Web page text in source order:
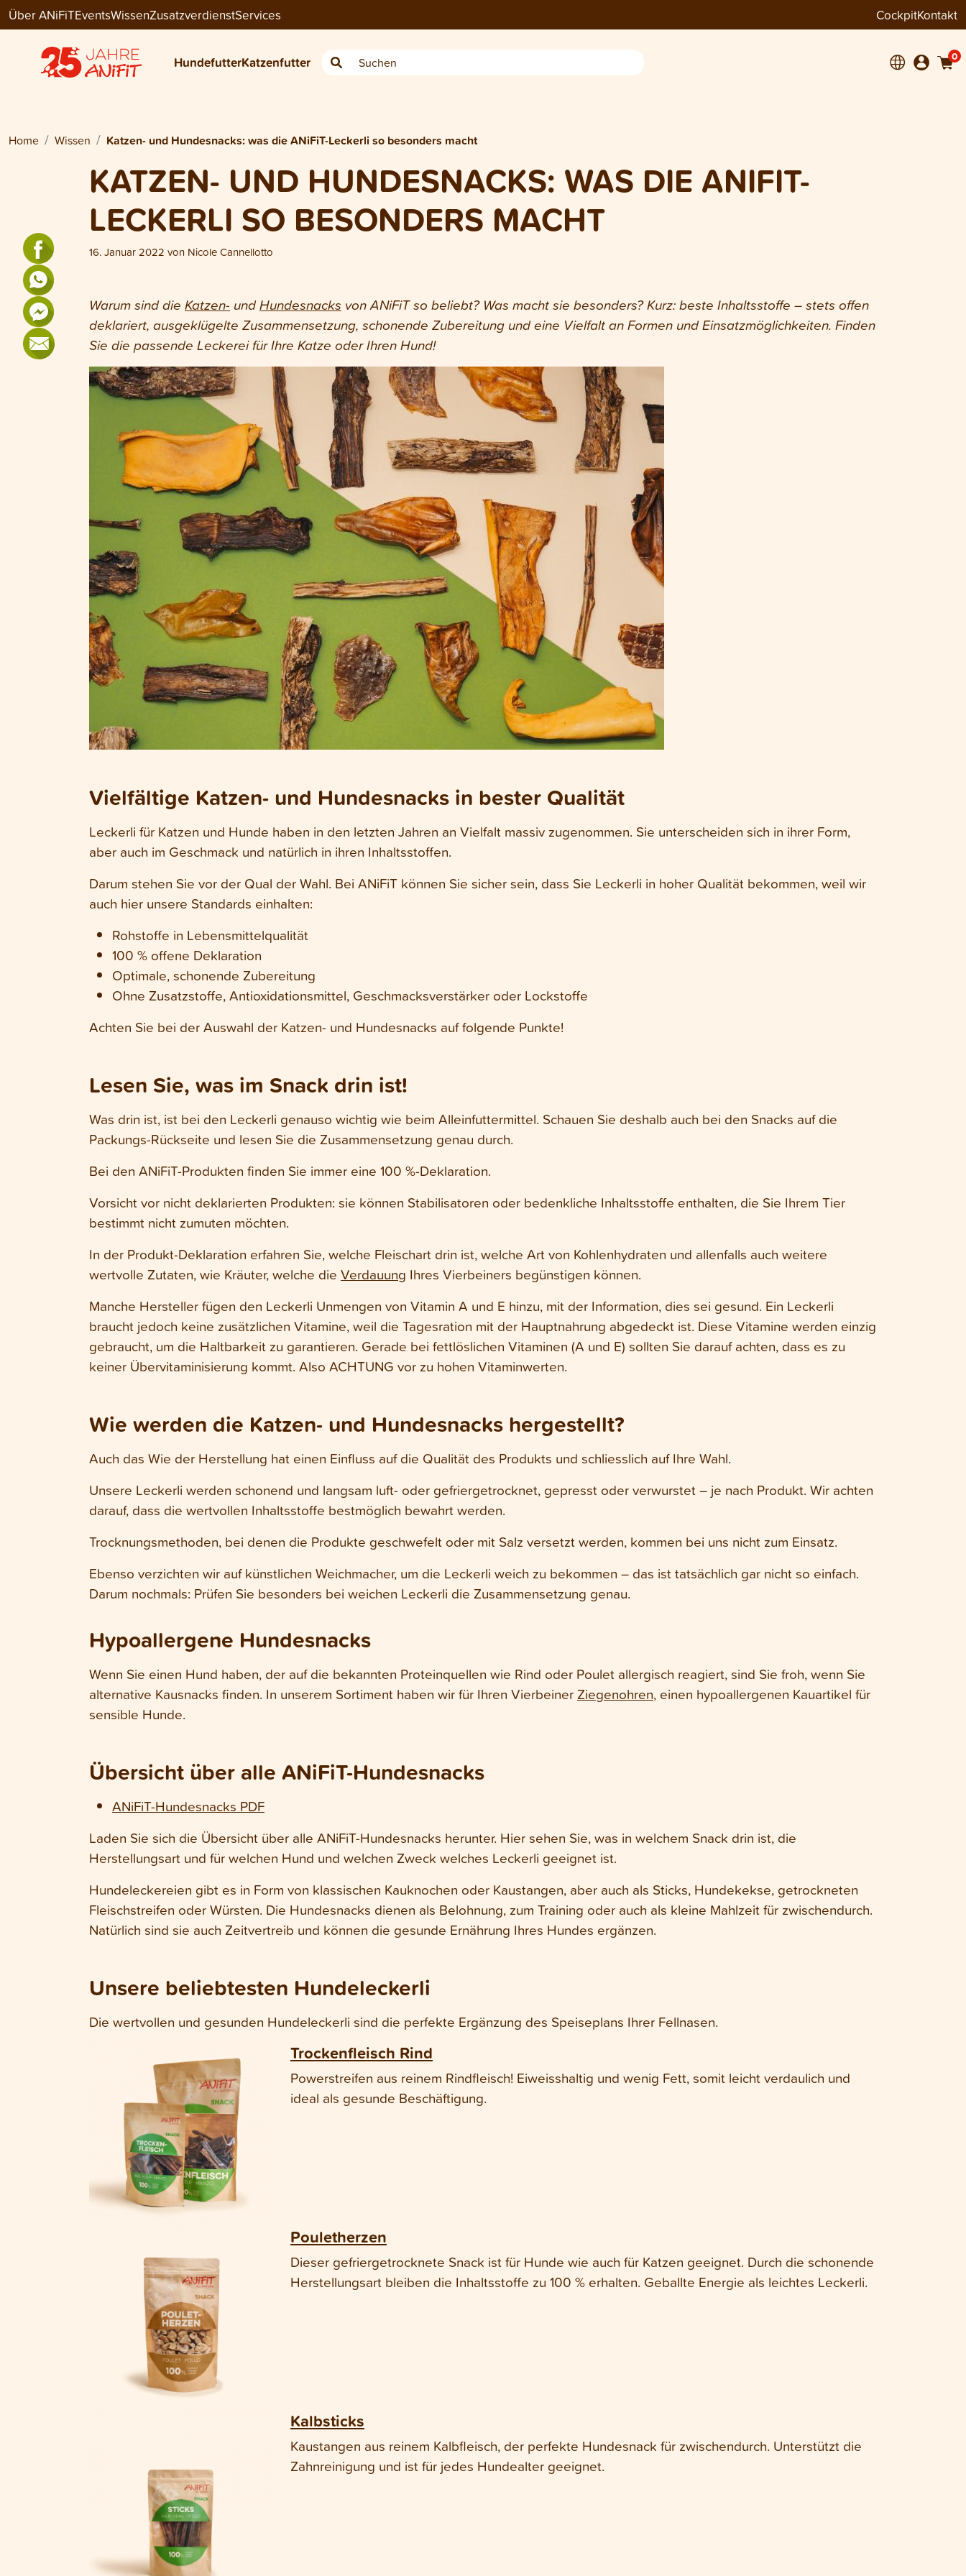
Über ANiFiTEventsWissenZusatzverdienstServices CockpitKontakt
HundefutterKatzenfutter 0
Home Wissen Katzen- und Hundesnacks: was die ANiFiT-Leckerli so besonders macht
KATZEN- UND HUNDESNACKS: WAS DIE ANIFIT-
LECKERLI SO BESONDERS MACHT
16. Januar 2022 von Nicole Cannellotto
Warum sind die Katzen- undHundesnacks von ANiFiT so beliebt? Was macht sie besonders? Kurz: beste Inhaltsstoffe – stets offen
deklariert, ausgeklügelte Zusammensetzung, schonende Zubereitung und eine Vielfalt an Formen und Einsatzmöglichkeiten. Finden
Sie die passende Leckerei für Ihre Katze oder Ihren Hund!
Vielfältige Katzen- und Hundesnacks in bester Qualität
Leckerli für Katzen und Hunde haben in den letzten Jahren an Vielfalt massiv zugenommen. Sie unterscheiden sich in ihrer Form,
aber auch im Geschmack und natürlich in ihren Inhaltsstoffen.
Darum stehen Sie vor der Qual der Wahl. Bei ANiFiT können Sie sicher sein, dass Sie Leckerli in hoher Qualität bekommen, weil wir
auch hier unsere Standards einhalten:
Rohstoffe in Lebensmittelqualität
100 % offene Deklaration
Optimale, schonende Zubereitung
Ohne Zusatzstoffe, Antioxidationsmittel, Geschmacksverstärker oder Lockstoffe
Achten Sie bei der Auswahl der Katzen- und Hundesnacks auf folgende Punkte!
Lesen Sie, was im Snack drin ist!
Was drin ist, ist bei den Leckerli genauso wichtig wie beim Alleinfuttermittel. Schauen Sie deshalb auch bei den Snacks auf die
Packungs-Rückseite und lesen Sie die Zusammensetzung genau durch.
Bei den ANiFiT-Produkten finden Sie immer eine 100 %-Deklaration.
Vorsicht vor nicht deklarierten Produkten: sie können Stabilisatoren oder bedenkliche Inhaltsstoffe enthalten, die Sie Ihrem Tier
bestimmt nicht zumuten möchten.
In der Produkt-Deklaration erfahren Sie, welche Fleischart drin ist, welche Art von Kohlenhydraten und allenfalls auch weitere
wertvolle Zutaten, wie Kräuter, welche die Verdauung Ihres Vierbeiners begünstigen können.
Manche Hersteller fügen den Leckerli Unmengen von Vitamin A und E hinzu, mit der Information, dies sei gesund. Ein Leckerli
braucht jedoch keine zusätzlichen Vitamine, weil die Tagesration mit der Hauptnahrung abgedeckt ist. Diese Vitamine werden einzig
gebraucht, um die Haltbarkeit zu garantieren. Gerade bei fettlöslichen Vitaminen (A und E) sollten Sie darauf achten, dass es zu
keiner Übervitaminisierung kommt. Also ACHTUNG vor zu hohen Vitaminwerten.
Wie werden die Katzen- und Hundesnacks hergestellt?
Auch das Wie der Herstellung hat einen Einfluss auf die Qualität des Produkts und schliesslich auf Ihre Wahl.
Unsere Leckerli werden schonend und langsam luft- oder gefriergetrocknet, gepresst oder verwurstet – je nach Produkt. Wir achten
darauf, dass die wertvollen Inhaltsstoffe bestmöglich bewahrt werden.
Trocknungsmethoden, bei denen die Produkte geschwefelt oder mit Salz versetzt werden, kommen bei uns nicht zum Einsatz.
Ebenso verzichten wir auf künstlichen Weichmacher, um die Leckerli weich zu bekommen – das ist tatsächlich gar nicht so einfach.
Darum nochmals: Prüfen Sie besonders bei weichen Leckerli die Zusammensetzung genau.
Hypoallergene Hundesnacks
Wenn Sie einen Hund haben, der auf die bekannten Proteinquellen wie Rind oder Poulet allergisch reagiert, sind Sie froh, wenn Sie
alternative Kausnacks finden. In unserem Sortiment haben wir für Ihren Vierbeiner Ziegenohren, einen hypoallergenen Kauartikel für
sensible Hunde.
Übersicht über alle ANiFiT-Hundesnacks
ANiFiT-Hundesnacks PDF
Laden Sie sich die Übersicht über alle ANiFiT-Hundesnacks herunter. Hier sehen Sie, was in welchem Snack drin ist, die
Herstellungsart und für welchen Hund und welchen Zweck welches Leckerli geeignet ist.
Hundeleckereien gibt es in Form von klassischen Kauknochen oder Kaustangen, aber auch als Sticks, Hundekekse, getrockneten
Fleischstreifen oder Würsten. Die Hundesnacks dienen als Belohnung, zum Training oder auch als kleine Mahlzeit für zwischendurch.
Natürlich sind sie auch Zeitvertreib und können die gesunde Ernährung Ihres Hundes ergänzen.
Unsere beliebtesten Hundeleckerli
Die wertvollen und gesunden Hundeleckerli sind die perfekte Ergänzung des Speiseplans Ihrer Fellnasen.
Trockenfleisch Rind
Powerstreifen aus reinem Rindfleisch! Eiweisshaltig und wenig Fett, somit leicht verdaulich und
ideal als gesunde Beschäftigung.
Pouletherzen
Dieser gefriergetrocknete Snack ist für Hunde wie auch für Katzen geeignet. Durch die schonende
Herstellungsart bleiben die Inhaltsstoffe zu 100 % erhalten. Geballte Energie als leichtes Leckerli.
Kalbsticks
Kaustangen aus reinem Kalbfleisch, der perfekte Hundesnack für zwischendurch. Unterstützt die
Zahnreinigung und ist für jedes Hundealter geeignet.